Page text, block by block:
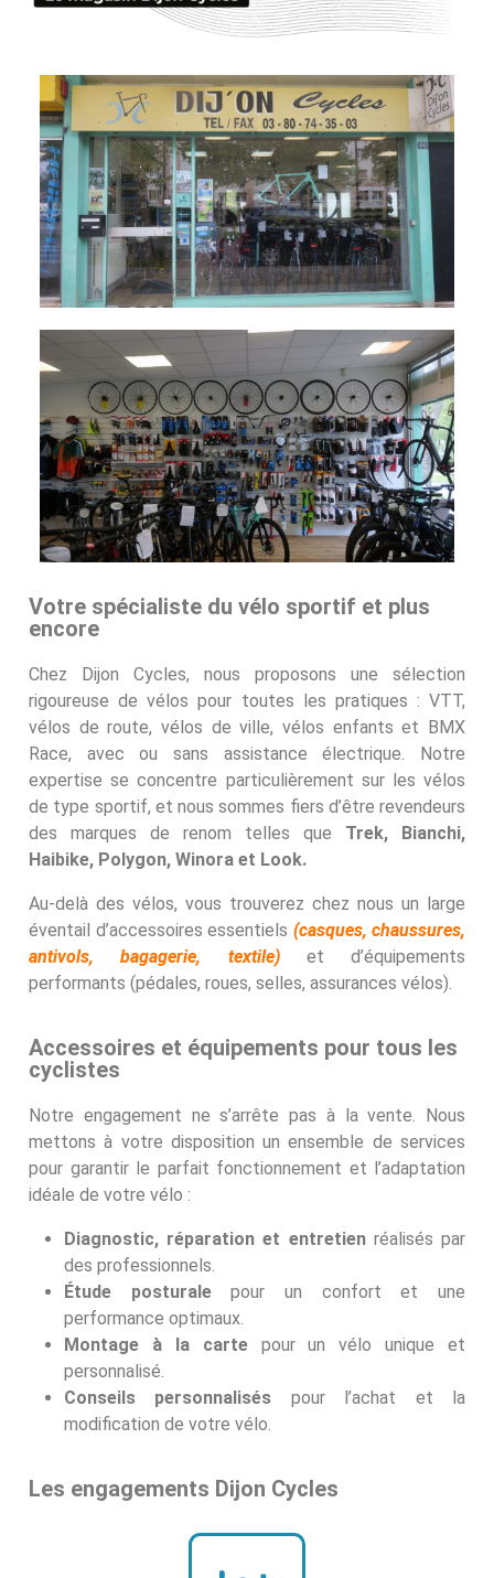
Votre spécialiste du vélo sportif et plus
encore
Chez Dijon Cycles, nous proposons une sélection
rigoureuse de vélos pour toutes les pratiques : VTT,
vélos de route, vélos de ville, vélos enfants et BMX
Race, avec ou sans assistance électrique. Notre
expertise se concentre particulièrement sur les vélos
de type sportif, et nous sommes fiers d’être revendeurs
des marques de renom telles que Trek, Bianchi,
Haibike, Polygon, Winora et Look.
Au-delà des vélos, vous trouverez chez nous un large
éventail d’accessoires essentiels (casques, chaussures,
antivols,bagagerie, textile)et d’équipements
performants (pédales, roues, selles, assurances vélos).
Accessoires et équipements pour tous les
cyclistes
Notre engagement ne s’arrête pas à la vente. Nous
mettons à votre disposition un ensemble de services
pour garantir le parfait fonctionnement et l’adaptation
idéale de votre vélo :
Diagnostic, réparation et entretienréalisés par
des professionnels.
Étude posturalepour un confort et une
performance optimaux.
Montage à la cartepour un vélo unique et
personnalisé.
Conseils personnalisés pour l’achat et la
modification de votre vélo.
Les engagements Dijon Cycles